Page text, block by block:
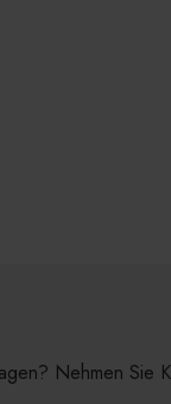
Nehmen Sie